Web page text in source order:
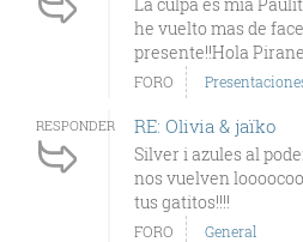
he vuelto mas de
presente!!Hola
FORO
RESPONDER RE: Olivia & jaïko
Silver i azules al
nos vuelven
tus gatitos!!!!
FORO General